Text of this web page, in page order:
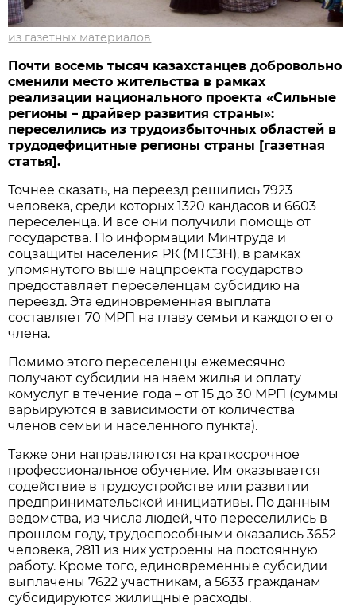
из газетных материалов
Почти восемь тысяч казахстанцев добровольно
сменили место жительства в рамках
реализации национального проекта «Сильные
регионы – драйвер развития страны»:
переселились из трудоизбыточных областей в
трудодефицитные регионы страны [газетная
статья].
Точнее сказать, на переезд решились 7923
человека, среди которых 1320 кандасов и 6603
переселенца. И все они получили помощь от
государства. По информации Минтруда и
соцзащиты населения РК (МТСЗН), в рамках
упомянутого выше нацпроекта государство
предоставляет переселенцам субсидию на
переезд. Эта единовременная выплата
составляет 70 МРП на главу семьи и каждого его
члена.
Помимо этого переселенцы ежемесячно
получают субсидии на наем жилья и оплату
комуслуг в течение года – от 15 до 30 МРП (суммы
варьируются в зависимости от количества
членов семьи и населенного пункта).
Также они направляются на краткосрочное
профессиональное обучение. Им оказывается
содействие в трудоустройстве или развитии
предпринимательской инициативы. По данным
ведомства, из числа людей, что переселились в
прошлом году, трудоспособными оказались 3652
человека, 2811 из них устроены на постоянную
работу. Кроме того, единовременные субсидии
выплачены 7622 участникам, а 5633 гражданам
субсидируются жилищные расходы.